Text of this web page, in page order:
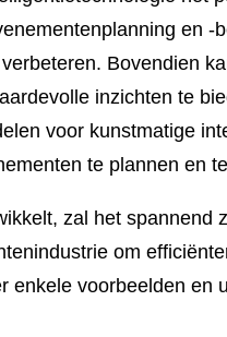
en -
Bovendien
inzichten te
voor kunstmatige
te plannen en
zal het spannend
om
enkele voorbeelden en